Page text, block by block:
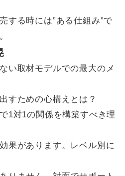
する時には”ある仕組み”で
い取材モデルでの最大のメ
すための心構えとは？
1対1の関係を構築すべき理
果があります。レベル別に